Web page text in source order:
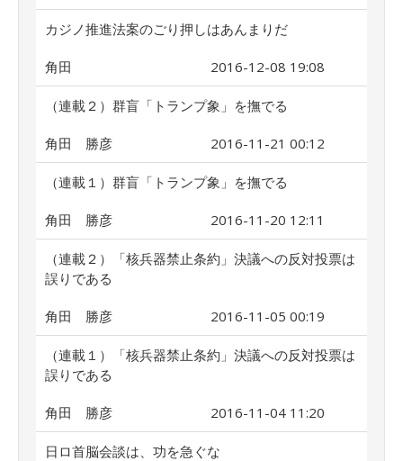
カジノ推進法案のごり押しはあんまりだ
角田 2016-12-08 19:08
（連載２）群盲「トランプ象」を撫でる
角田 勝彦 2016-11-21 00:12
（連載１）群盲「トランプ象」を撫でる
角田 勝彦 2016-11-20 12:11
（連載２）「核兵器禁止条約」決議への反対投票は
誤りである
角田 勝彦 2016-11-05 00:19
（連載１）「核兵器禁止条約」決議への反対投票は
誤りである
角田 勝彦 2016-11-04 11:20
日ロ首脳会談は、功を急ぐな